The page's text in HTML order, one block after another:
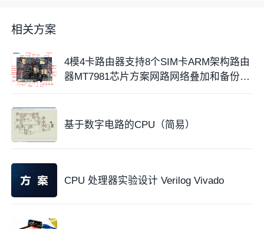
相关方案
4模4卡路由器支持8个SIM卡ARM架构路由
器MT7981芯片方案网路网络叠加和备份H
基于数字电路的CPU（简易）
CPU 处理器实验设计 Verilog Vivado